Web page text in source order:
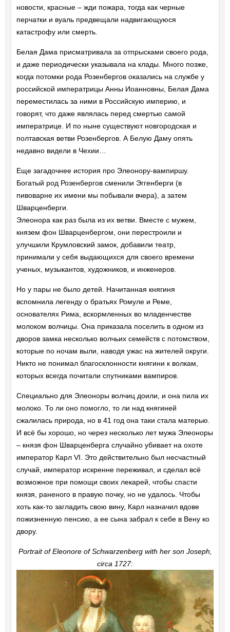
новости, красные – жди пожара, тогда как черные
перчатки и вуаль предвещали надвигающуюся
катастрофу или смерть.
Белая Дама присматривала за отпрысками своего рода,
и даже периодически указывала на клады. Много позже,
когда потомки рода Розенбергов оказались на службе у
российской императрицы Анны Иоанновны, Белая Дама
переместилась за ними в Российскую империю, и
говорят, что даже являлась перед смертью самой
императрице. И по ныне существуют новгородская и
полтавская ветви Розенбергов. А Белую Даму опять
недавно видели в Чехии…
Еще загадочнее история про Элеонору-вампиршу.
Богатый род Розенбергов сменили Эггенберги (в
пивоварне их имени мы побывали вчера), а затем
Шварценберги.
Элеонора как раз была из их ветви. Вместе с мужем,
князем фон Шварценбергом, они перестроили и
улучшили Крумловский замок, добавили театр,
принимали у себя выдающихся для своего времени
ученых, музыкантов, художников, и инженеров.
Но у пары не было детей. Начитанная княгиня
вспомнила легенду о братьях Ромуле и Реме,
основателях Рима, вскормленных во младенчестве
молоком волчицы. Она приказала поселить в одном из
дворов замка несколько волчьих семейств с потомством,
которые по ночам выли, наводя ужас на жителей округи.
Никто не понимал благосклонности княгини к волкам,
которых всегда почитали спутниками вампиров.
Специально для Элеоноры волчиц доили, и она пила их
молоко. То ли оно помогло, то ли над княгиней
сжалилась природа, но в 41 год она таки стала матерью.
И всё бы хорошо, но через несколько лет мужа Элеоноры
– князя фон Шварценберга случайно убивает на охоте
император Карл VI. Это действительно был несчастный
случай, император искренне переживал, и сделал всё
возможное при помощи своих лекарей, чтобы спасти
князя, раненого в правую почку, но не удалось. Чтобы
хоть как-то загладить свою вину, Карл назначил вдове
пожизненную пенсию, а ее сына забрал к себе в Вену ко
двору.
Portrait of Eleonore of Schwarzenberg with her son Joseph,
circa 1727: